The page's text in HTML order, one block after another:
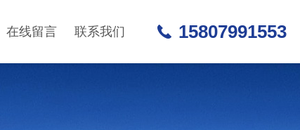
在线留言 联系我们 15807991553